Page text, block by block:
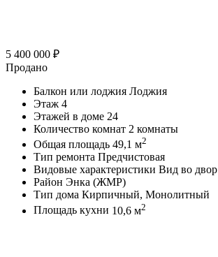
5 400 000 ₽
Продано
Балкон или лоджия Лоджия
Этаж 4
Этажей в доме 24
Количество комнат 2 комнаты
Общая площадь 49,1 м2
Тип ремонта Предчистовая
Видовые характеристики Вид во двор
Район Энка (ЖМР)
Тип дома Кирпичный, Монолитный
Площадь кухни 10,6 м2